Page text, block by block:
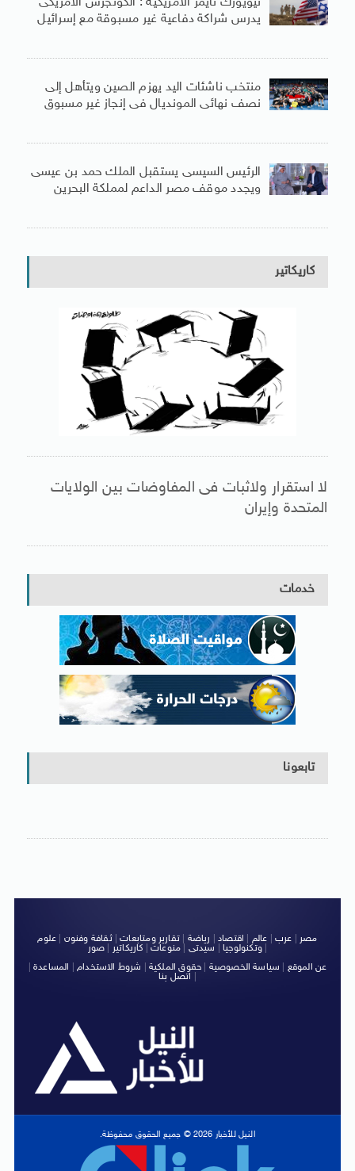
يدرس شراكة دفاعية غير مسبوقة مع إسرائيل
منتخب ناشئات اليد يهزم الصين ويتأهل إلى
نصف نهائى المونديال فى إنجاز غير مسبوق
الرئيس السيسى يستقبل الملك حمد بن عيسى
ويجدد موقف مصر الداعم لمملكة البحرين
كاريكاتير
لا استقرار ولاثبات فى المفاوضات بين الولايات
المتحدة وإيران
خدمات
تابعونا
مصر عرب عالم اقتصاد رياضة |تقارير ومتابعات|ثقافة وفنون
علوم
وتكنولوجيا| سيدتى منوعات كاريكاتير صور
|
عن الموقع
سياسة الخصوصية حقوق الملكية شروط الاستخدام| المساعدة|
اتصل بنا
النيل للأخبار 2026 © جميع الحقوق محفوظة.